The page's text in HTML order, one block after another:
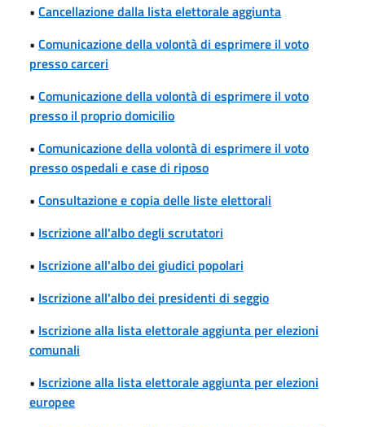
• Cancellazione dalla lista elettorale aggiunta
• Comunicazione della volontà di esprimere il voto
presso carceri
• Comunicazione della volontà di esprimere il voto
presso il proprio domicilio
• Comunicazione della volontà di esprimere il voto
presso ospedali e case di riposo
• Consultazione e copia delle liste elettorali
• Iscrizione all'albo degli scrutatori
• Iscrizione all'albo dei giudici popolari
• Iscrizione all'albo dei presidenti di seggio
• Iscrizione alla lista elettorale aggiunta per elezioni
comunali
• Iscrizione alla lista elettorale aggiunta per elezioni
europee